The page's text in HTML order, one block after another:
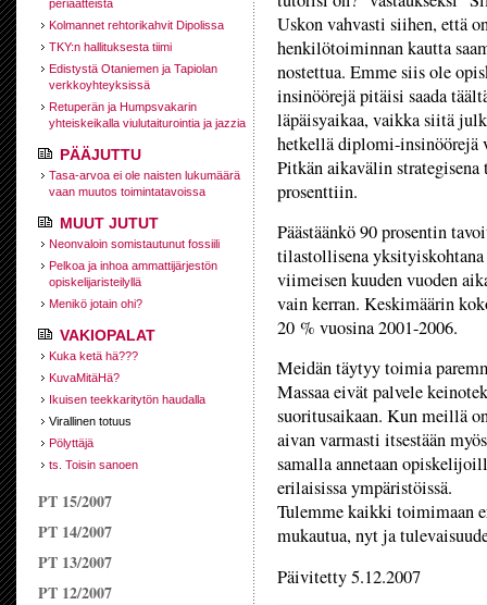
periaatteista
Kolmannet rehtorikahvit Dipolissa
TKY:n hallituksesta tiimi
Edistystä Otaniemen ja Tapiolan
verkkoyhteyksissä
Retuperän ja Humpsvakarin
yhteiskeikalla viulutaiturointia ja jazzia
PÄÄJUTTU
Tasa-arvoa ei ole naisten lukumäärä
vaan muutos toimintatavoissa
MUUT JUTUT
Neonvaloin somistautunut fossiili
Pelkoa ja inhoa ammattijärjestön
opiskelijaristeilyllä
Menikö jotain ohi?
VAKIOPALAT
Kuka ketä hä???
KuvaMitäHä?
Ikuisen teekkaritytön haudalla
Virallinen totuus
Pölyttäjä
ts. Toisin sanoen
PT 15/2007
PT 14/2007
PT 13/2007
PT 12/2007
Uskon vahvasti siihen, että
henkilötoiminnan kautta
nostettua. Emme siis ole
insinöörejä pitäisi saada
läpäisyaikaa, vaikka siitä
hetkellä diplomi-insinöörejä
Pitkän aikavälin strategisena
prosenttiin.
Päästäänkö 90 prosentin
tilastollisena
viimeisen kuuden vuoden
vain kerran. Keskimäärin
20 % vuosina 2001-2006.
Meidän täytyy toimia
Massaa eivät palvele
suoritusaikaan. Kun meillä
aivan varmasti itsestään
samalla annetaan
erilaisissa ympäristöissä.
Tulemme kaikki toimimaan
mukautua, nyt ja
Päivitetty 5.12.2007